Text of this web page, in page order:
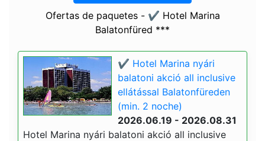
Ofertas de paquetes - ✔️ Hotel Marina
Balatonfüred ***
✔️ Hotel Marina nyári
balatoni akció all inclusive
ellátással Balatonfüreden
(min. 2 noche)
2026.06.19 - 2026.08.31
Hotel Marina nyári balatoni akció all inclusive